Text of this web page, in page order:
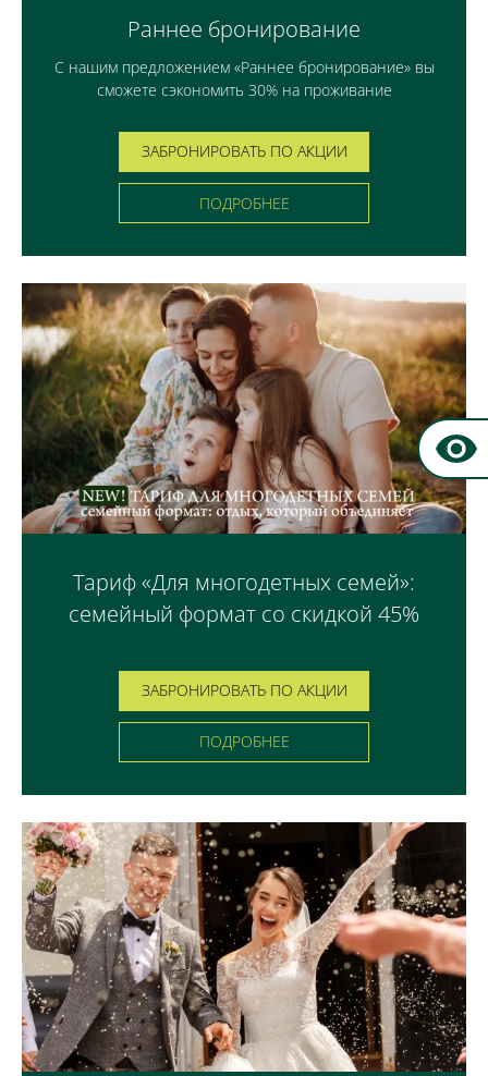
Раннее бронирование
С нашим предложением «Раннее бронирование» вы
сможете сэкономить 30% на проживание
ЗАБРОНИРОВАТЬ ПО АКЦИИ
ПОДРОБНЕЕ
Тариф «Для многодетных семей»:
семейный формат со скидкой 45%
ЗАБРОНИРОВАТЬ ПО АКЦИИ
ПОДРОБНЕЕ